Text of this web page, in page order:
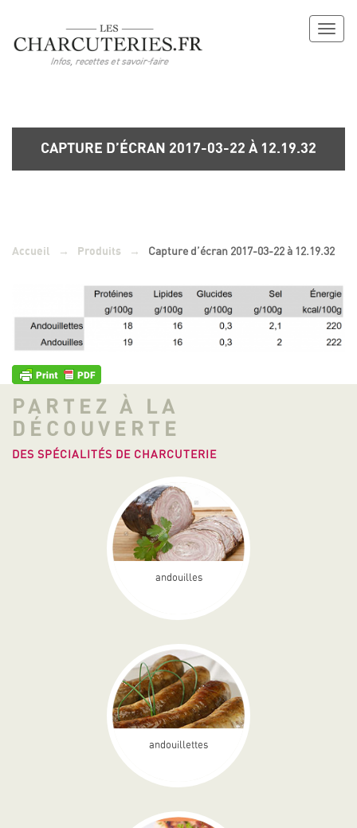
CAPTURE D’ÉCRAN 2017-03-22 À 12.19.32
Accueil → Produits → Capture d’écran 2017-03-22 à 12.19.32
PARTEZ À LA
DÉCOUVERTE
DES SPÉCIALITÉS DE CHARCUTERIE
andouilles
andouillettes